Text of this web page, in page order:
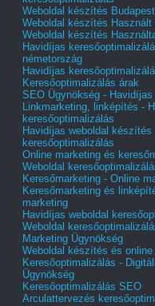
Weboldal készítés
Weboldal készítés Használt
Weboldal készítés
Havidíjas
németország
Havidíjas
Keresőoptimalizálás árak
SEO Ügynökség -
Linkmarketing, linképítés -
keresőoptimalizálás
Havidíjas weboldal készítés
keresőoptimalizálás
Online marketing és
Weboldal
Keresőmarketing - Online
Keresőmarketing és
marketing
Havidíjas weboldal
Weboldal
Marketing Ügynökség
Weboldal készítés és
Keresőoptimalizálás -
Ügynökség
Keresőoptimalizálás SEO
Arculattervezés